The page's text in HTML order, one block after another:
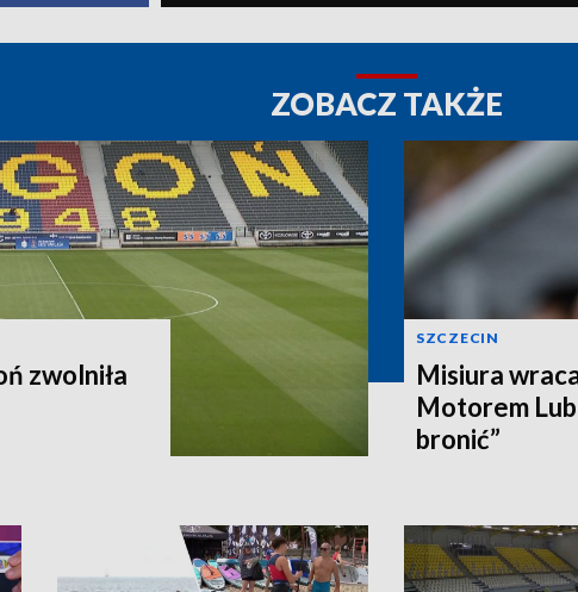
ZOBACZ TAKŻE
zwolniła
SZCZECIN
Misiura
Motorem
bronić”